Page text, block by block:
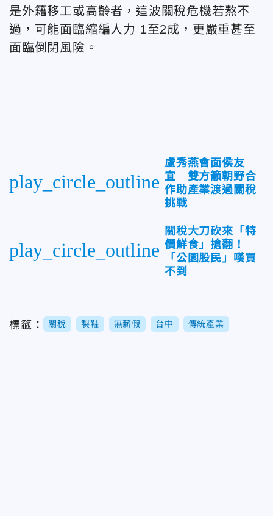
是外籍移工或高齡者，這波關稅危機若熬不
過，可能面臨縮編人力 1至2成，更嚴重甚至
面臨倒閉風險。
play_circle_outline
盧秀燕會面侯友
宜 雙方籲朝野合
作助產業渡過關稅
挑戰
play_circle_outline
關稅大刀砍來「特
價鮮食」搶翻！
「公園股民」嘆買
不到
標籤： 關稅 製鞋 無薪假 台中 傳統產業